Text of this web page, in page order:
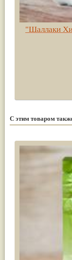
"Шаллаки
С этим товаром